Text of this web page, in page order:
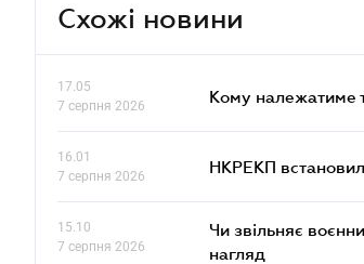
Схожі новини
17.05
7 серпня 2026
Кому належатиме
16.01
7 серпня 2026
НКРЕКП
15.10
7 серпня 2026
Чи звільняє
нагляд